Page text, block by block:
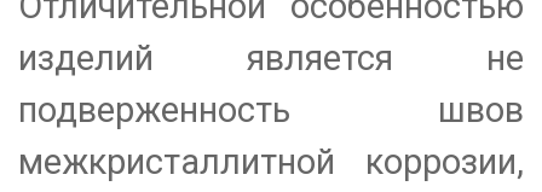
изделий является не
подверженность швов
межкристаллитной коррозии,